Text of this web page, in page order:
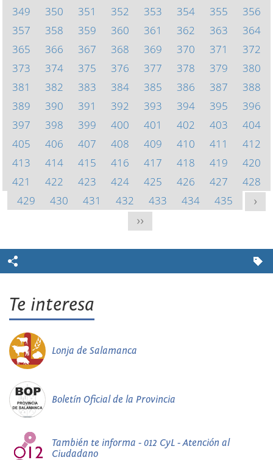
349
350 351 352 353 354 355
356
357
358 359 360 361 362 363
364
365
366 367 368 369 370 371
372
373
374 375 376 377 378 379
380
381
382 383 384 385 386 387
388
389
390 391 392 393 394 395
396
397
398 399 400 401 402 403
404
405
406 407 408 409 410 411
412
413
414 415 416 417 418 419
420
421
422 423 424 425 426 427
428
429
430 431 432 433 434 435
>
>>
Te interesa
Lonja de Salamanca
Boletín Oficial de la Provincia
También te informa - 012 CyL - Atención al
Ciudadano